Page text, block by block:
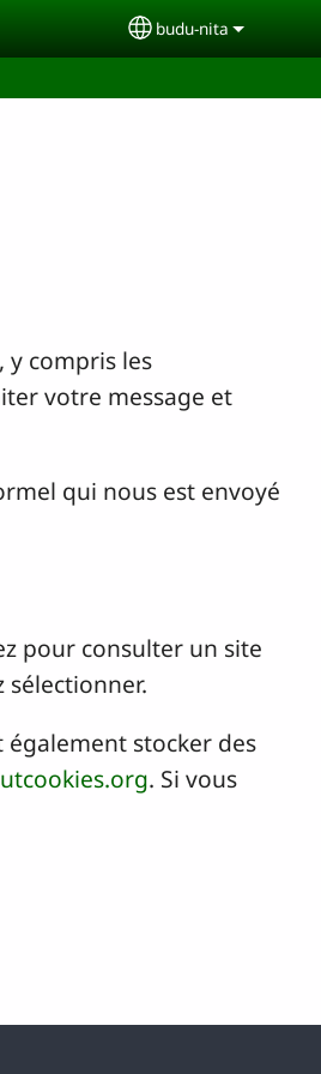
Select your
budu-nita
compris les
votre message et
qui nous est envoyé
pour consulter un site
stocker des
. Si vous